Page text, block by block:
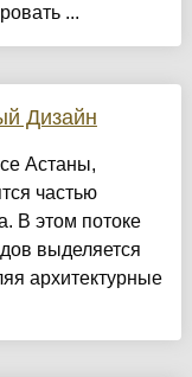
...
Дизайн
Астаны,
частью
В этом потоке
выделяется
архитектурные